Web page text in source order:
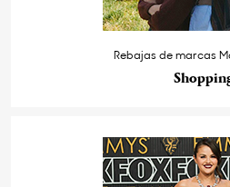
Rebajas de marcas